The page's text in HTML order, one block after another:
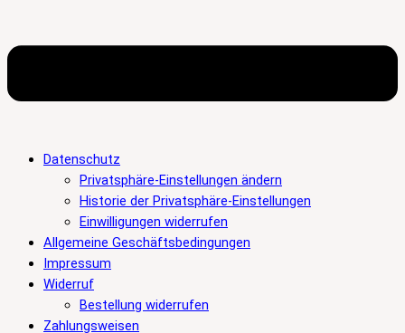
Datenschutz
Privatsphäre-Einstellungen ändern
Historie der Privatsphäre-Einstellungen
Einwilligungen widerrufen
Allgemeine Geschäftsbedingungen
Impressum
Widerruf
Bestellung widerrufen
Zahlungsweisen